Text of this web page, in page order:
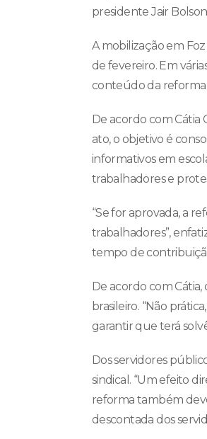
presidente Jair
A mobilização em
de fevereiro. Em
conteúdo da reforma
De acordo com Cátia
ato, o objetivo é
informativos em
trabalhadores e
“Se for aprovada, a
trabalhadores”,
tempo de
De acordo com
brasileiro. “Não
garantir que terá
Dos servidores
sindical. “Um efeito
reforma também
descontada dos